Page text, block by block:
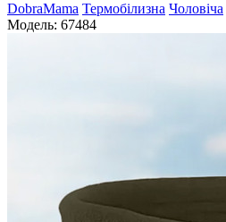
DobraMama Термобілизна Чоловіча
Модель: 67484